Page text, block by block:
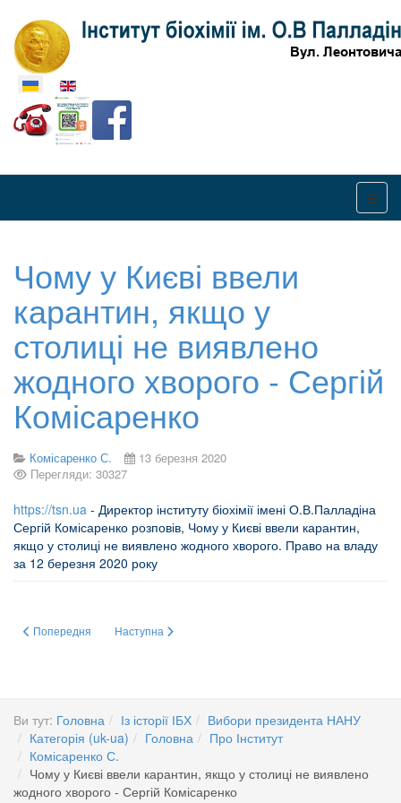
Оберіть свою мову
Чому у Києві ввели
карантин, якщо у
столиці не виявлено
жодного хворого - Сергій
Комісаренко
Комісаренко С.
13 березня 2020
Перегляди: 30327
https://tsn.ua - Директор інституту біохімії імені О.В.Палладіна
Сергій Комісаренко розповів, Чому у Києві ввели карантин,
якщо у столиці не виявлено жодного хворого. Право на владу
за 12 березня 2020 року
Попередня стаття: Інтерв'ю із Сергієм Комісаренком, керівником
Попередня Наступна стаття: МЕДАЛЬ імені М.М. АМОСОВА
Наступна
Ви тут: Головна Із історії ІБХ
Вибори президента НАНУ
Категорія (uk-ua)
Головна
Про Інститут
Комісаренко С.
Чому у Києві ввели карантин, якщо у столиці не виявлено
жодного хворого - Сергій Комісаренко